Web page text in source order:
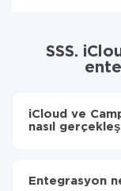
SSS.
iCloud ve
nasıl
aktarılacağını
Entegrasyon